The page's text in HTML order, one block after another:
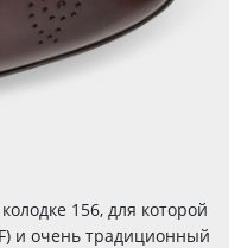
156, для которой
и очень традиционный